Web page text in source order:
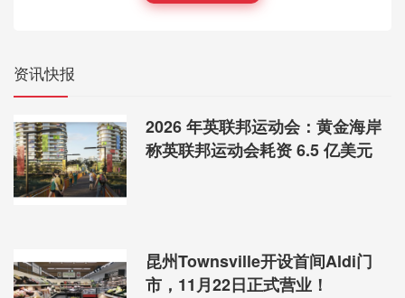
资讯快报
2026 年英联邦运动会：黄金海岸
称英联邦运动会耗资 6.5 亿美元
昆州Townsville开设首间Aldi门
市，11月22日正式营业！